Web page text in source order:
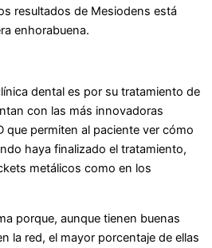
resultados de Mesiodens está
enhorabuena.
dental es por su tratamiento de
con las más innovadoras
que permiten al paciente ver cómo
haya finalizado el tratamiento,
metálicos como en los
porque, aunque tienen buenas
la red, el mayor porcentaje de ellas